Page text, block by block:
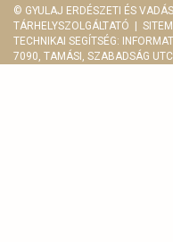
© GYULAJ ERDÉSZETI ÉS
TÁRHELYSZOLGÁLTATÓ
TECHNIKAI SEGÍTSÉG:
7090, TAMÁSI, SZABADSÁG